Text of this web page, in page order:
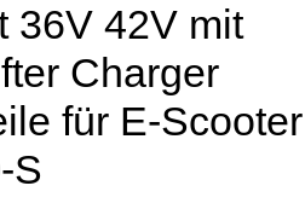
36V 42V mit
Charger
für E-Scooter
S